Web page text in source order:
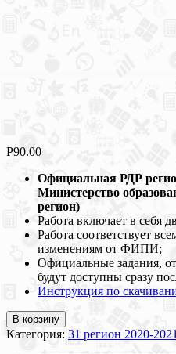
Р90.00
Официальная РДР
Министерство
регион)
Работа включает в себя
Работа соответствует
изменениям от ФИПИ;
Официальные задания,
будут доступны сразу
Инструкция по
В корзину
Категория: 31 регион 2020-2021